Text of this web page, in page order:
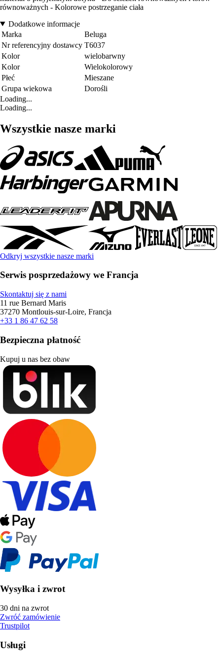
równoważnych - Kolorowe postrzeganie ciała
Dodatkowe informacje
Marka
Beluga
Nr referencyjny dostawcy T6037
Kolor
wielobarwny
Kolor
Wielokolorowy
Płeć
Mieszane
Grupa wiekowa
Dorośli
Loading...
Loading...
Wszystkie nasze marki
Odkryj wszystkie nasze marki
Serwis posprzedażowy we Francja
Skontaktuj się z nami
11 rue Bernard Maris
37270 Montlouis-sur-Loire, Francja
+33 1 86 47 62 58
Bezpieczna płatność
Kupuj u nas bez obaw
Wysyłka i zwrot
30 dni na zwrot
Zwróć zamówienie
Trustpilot
Usługi